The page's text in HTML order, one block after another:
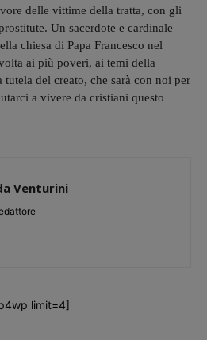
delle vittime della tratta, con gli
Un sacerdote e cardinale
chiesa di Papa Francesco nel
ai più poveri, ai temi della
del creato, che sarà con noi per
a vivere da cristiani questo
Venturini
limit=4]